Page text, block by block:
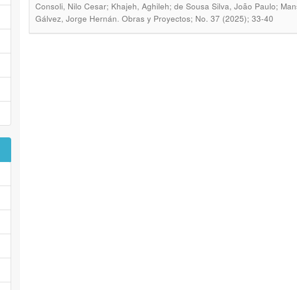
Consoli, Nilo Cesar; Khajeh, Aghileh; de Sousa Silva, João Paulo;
Gálvez, Jorge Hernán. Obras y Proyectos; No. 37 (2025); 33-40